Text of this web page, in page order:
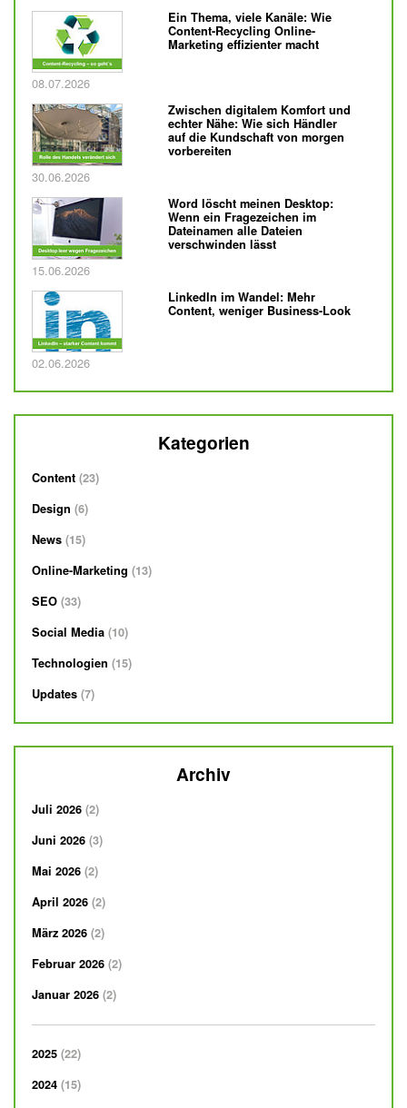
Ein Thema, viele Kanäle: Wie
Content-Recycling Online-
Marketing effizienter macht
Veröffentlicht am
08.07.2026
Zwischen digitalem Komfort und
echter Nähe: Wie sich Händler
auf die Kundschaft von morgen
vorbereiten
Veröffentlicht am
30.06.2026
Word löscht meinen Desktop:
Wenn ein Fragezeichen im
Dateinamen alle Dateien
verschwinden lässt
Veröffentlicht am
15.06.2026
LinkedIn im Wandel: Mehr
Content, weniger Business-Look
Veröffentlicht am
02.06.2026
Kategorien
Content 23
Design 6
News 15
Online-Marketing 13
SEO 33
Social Media 10
Technologien 15
Updates 7
Archiv
Juli 2026 2
Juni 2026 3
Mai 2026 2
April 2026 2
März 2026 2
Februar 2026 2
Januar 2026 2
2025 22
2024 15